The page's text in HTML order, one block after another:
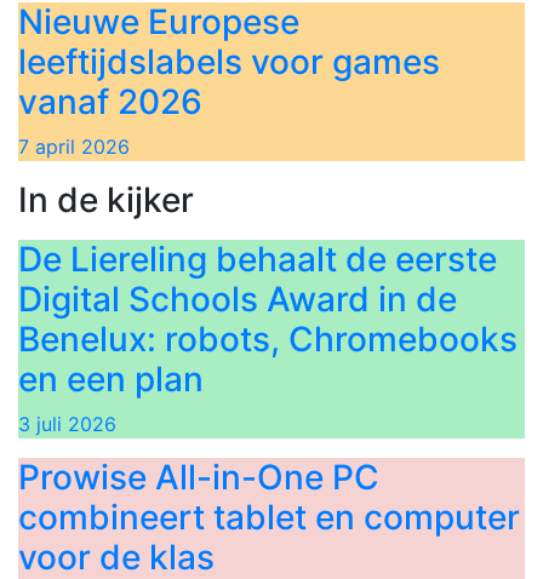
Nieuwe Europese
leeftijdslabels voor games
vanaf 2026
7 april 2026
In de kijker
De Liereling behaalt de eerste
Digital Schools Award in de
Benelux: robots, Chromebooks
en een plan
3 juli 2026
Prowise All-in-One PC
combineert tablet en computer
voor de klas